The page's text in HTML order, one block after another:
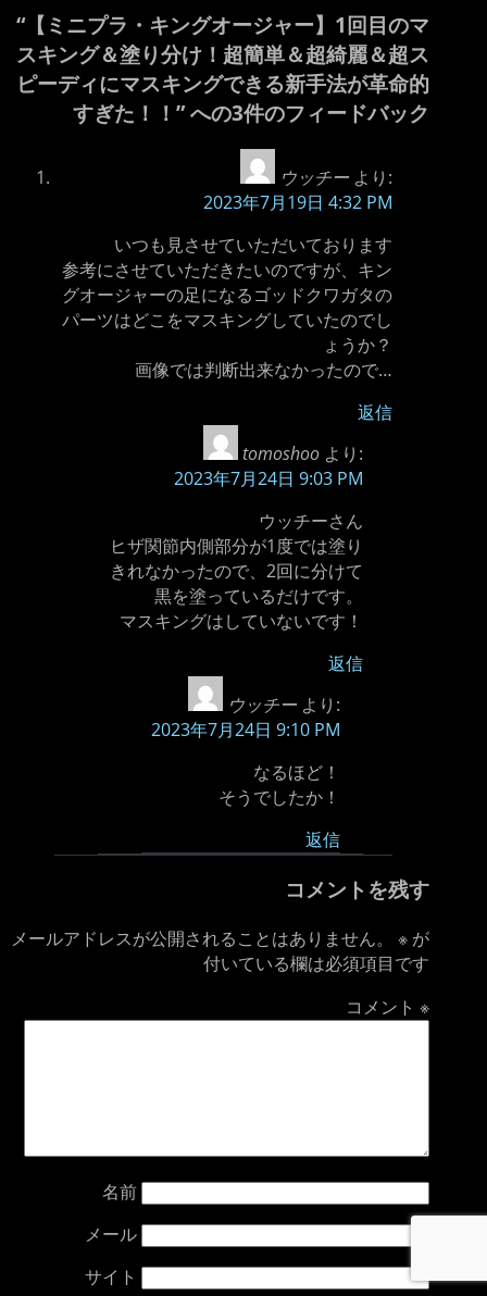
“【ミニプラ・キングオージャー】1回目のマ
スキング＆塗り分け！超簡単＆超綺麗＆超ス
ピーディにマスキングできる新手法が革命的
すぎた！！” への3件のフィードバック
ウッチー より:
2023年7月19日 4:32 PM
いつも見させていただいております
参考にさせていただきたいのですが、キン
グオージャーの足になるゴッドクワガタの
パーツはどこをマスキングしていたのでし
ょうか？
画像では判断出来なかったので…
返信
tomoshoo より:
2023年7月24日 9:03 PM
ウッチーさん
ヒザ関節内側部分が1度では塗り
きれなかったので、2回に分けて
黒を塗っているだけです。
マスキングはしていないです！
返信
ウッチー より:
2023年7月24日 9:10 PM
なるほど！
そうでしたか！
返信
コメントを残す
メールアドレスが公開されることはありません。 ※ が
付いている欄は必須項目です
コメント※
名前
メール
サイト